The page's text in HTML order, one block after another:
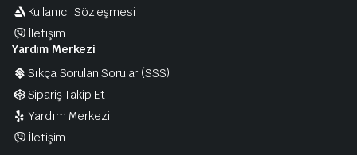
Kullanıcı Sözleşmesi
İletişim
Yardım Merkezi
Sıkça Sorulan Sorular (SSS)
Sipariş Takip Et
Yardım Merkezi
İletişim